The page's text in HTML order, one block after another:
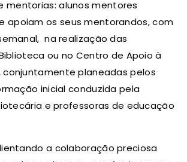
mentorias: alunos mentores
apoiam os seus mentorandos, com
na realização das
ou no Centro de Apoio à
conjuntamente planeadas pelos
inicial conduzida pela
e professoras de educação
a colaboração preciosa